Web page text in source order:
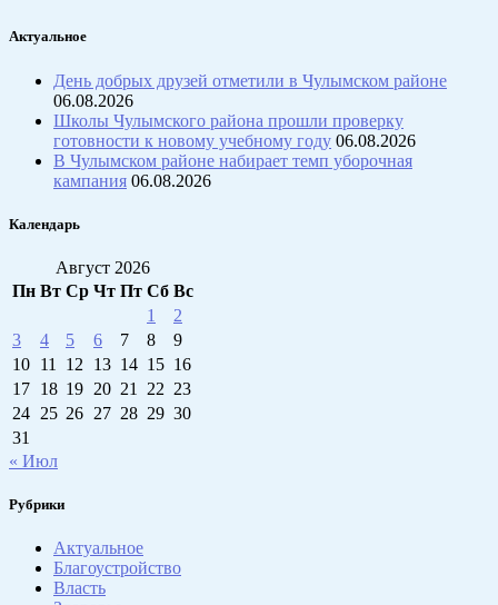
Актуальное
День добрых друзей отметили в Чулымском районе
06.08.2026
Школы Чулымского района прошли проверку
готовности к новому учебному году 06.08.2026
В Чулымском районе набирает темп уборочная
кампания 06.08.2026
Календарь
Август 2026
Пн Вт Ср Чт Пт Сб Вс
1
2
3
4 5 6 7 8
9
10 11 12 13 14 15 16
17 18 19 20 21 22 23
24 25 26 27 28 29 30
31
« Июл
Рубрики
Актуальное
Благоустройство
Власть